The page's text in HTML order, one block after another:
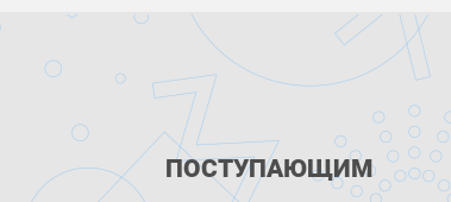
ПОСТУПАЮЩИМ